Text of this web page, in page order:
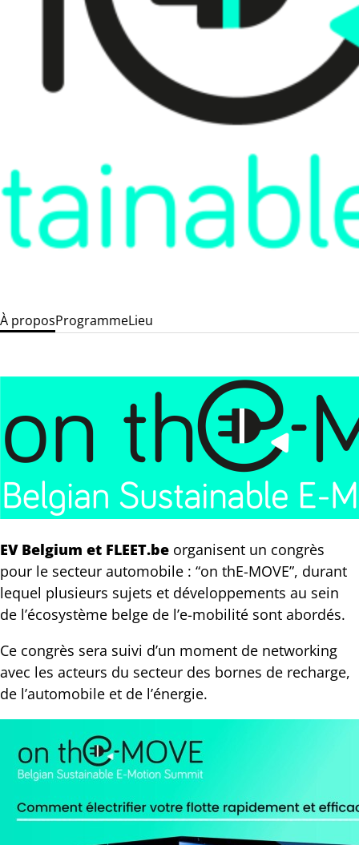
À proposProgrammeLieu
EV Belgium et FLEET.be organisent un congrès
pour le secteur automobile : “on thE-MOVE”, durant
lequel plusieurs sujets et développements au sein
de l’écosystème belge de l’e-mobilité sont abordés.
Ce congrès sera suivi d’un moment de networking
avec les acteurs du secteur des bornes de recharge,
de l’automobile et de l’énergie.